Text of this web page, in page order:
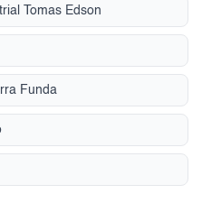
Tomas Edson
Funda